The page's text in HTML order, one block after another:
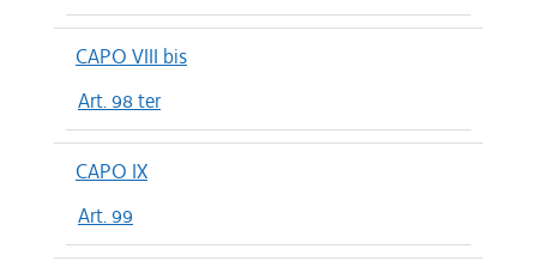
CAPO VIII bis
Art. 98 ter
CAPO IX
Art. 99